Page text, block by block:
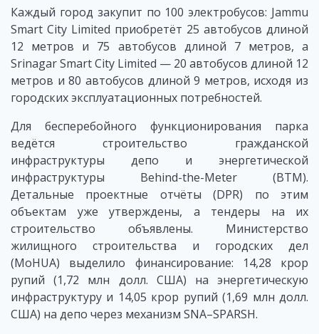
Каждый город закупит по 100 электробусов: Jammu
Smart City Limited приобретёт 25 автобусов длиной
12 метров и 75 автобусов длиной 7 метров, а
Srinagar Smart City Limited — 20 автобусов длиной 12
метров и 80 автобусов длиной 9 метров, исходя из
городских эксплуатационных потребностей.
Для бесперебойного функционирования парка
ведётся строительство гражданской
инфраструктуры депо и энергетической
инфраструктуры Behind-the-Meter (BTM).
Детальные проектные отчёты (DPR) по этим
объектам уже утверждены, а тендеры на их
строительство объявлены. Министерство
жилищного строительства и городских дел
(MoHUA) выделило финансирование: 14,28 крор
рупий (1,72 млн долл. США) на энергетическую
инфраструктуру и 14,05 крор рупий (1,69 млн долл.
США) на депо через механизм SNA–SPARSH.